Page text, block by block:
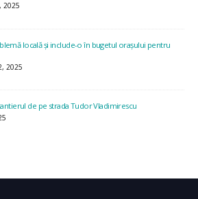
2025
locală și include-o în bugetul orașului pentru
2025
de pe strada Tudor Vladimirescu